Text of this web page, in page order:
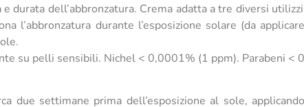
dell’abbronzatura. Crema adatta a tre diversi
l’abbronzatura durante l’esposizione solare (da
su pelli sensibili. Nichel < 0,0001% (1 ppm). Parabeni <
due settimane prima dell’esposizione al sole,